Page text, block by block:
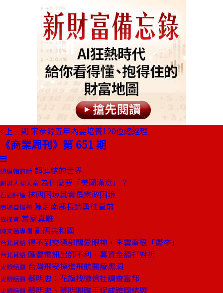
上一期 宋恭源五年內要培養120位總經理
《商業周刊》第 651 期
總編輯的話 超連結的世界
創辦人聊天室 為什麼要「美國滿意」？
石頭評論 核四困境其實是憲政困境
商場自慢塾 陳定南部長請勇往直前
去梯言 當家真難
陳文茜專欄 亂碼共和國
台北耳語 得不到交通部關愛眼神，李雲寧很「鬱卒」
台北耳語 匯豐電訊出師不利，募資金額打對折
火線話題 台灣飛安掉進飛航醫療黑洞
火線話題 蔡明忠：花旗找徵信社調查富邦
火線話題 蔡明忠、蔡明興聯手促成跨國結盟